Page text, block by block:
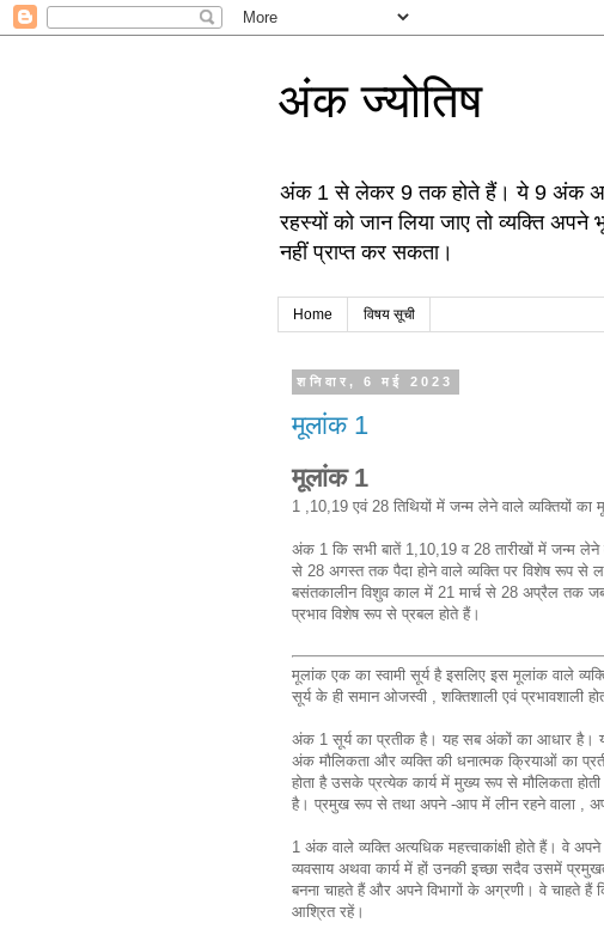
अंक ज्योतिष
अंक 1 से लेकर 9 तक होते हैं। ये 9 अंक अपने
रहस्यों को जान लिया जाए तो व्यक्ति
नहीं प्राप्त कर सकता।
Home विषय सूची
शनिवार, 6 मई 2023
मूलांक 1
मूलांक 1
1 ,10,19 एवं 28 तिथियों में जन्म लेने वाले व्यक्तियों का
अंक 1 कि सभी बातें 1,10,19 व 28 तारीखों में जन्म लेने
से 28 अगस्त तक पैदा होने वाले व्यक्ति पर विशेष रूप से
बसंतकालीन विशुव काल में 21 मार्च से 28 अप्रैल तक
प्रभाव विशेष रूप से प्रबल होते हैं।
मूलांक एक का स्वामी सूर्य है इसलिए इस मूलांक वाले
सूर्य के ही समान ओजस्वी , शक्तिशाली एवं प्रभावशाली
अंक 1 सूर्य का प्रतीक है। यह सब अंकों का आधार है।
अंक मौलिकता और व्यक्ति की धनात्मक क्रियाओं का
होता है उसके प्रत्येक कार्य में मुख्य रूप से मौलिकता
है। प्रमुख रूप से तथा अपने -आप में लीन रहने वाला , अपने
1 अंक वाले व्यक्ति अत्यधिक महत्त्वाकांक्षी होते हैं। वे
व्यवसाय अथवा कार्य में हों उनकी इच्छा सदैव उसमें
बनना चाहते हैं और अपने विभागों के अग्रणी। वे चाहते
आश्रित रहें।